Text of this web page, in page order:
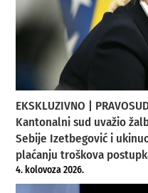
EKSKLUZIVNO |
Kantonalni sud uvažio
Sebije Izetbegović i
plaćanju troškova
4. kolovoza 2026.